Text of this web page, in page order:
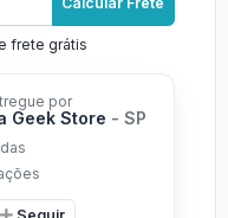
Data
Calcular Frete
frete grátis
por